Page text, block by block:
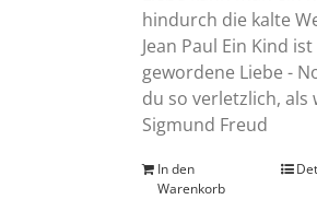
hindurch die kalte
Jean Paul Ein Kind
gewordene Liebe -
du so verletzlich, als
Sigmund Freud
In den
Warenkorb